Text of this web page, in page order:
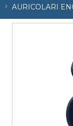
AURICOLARI